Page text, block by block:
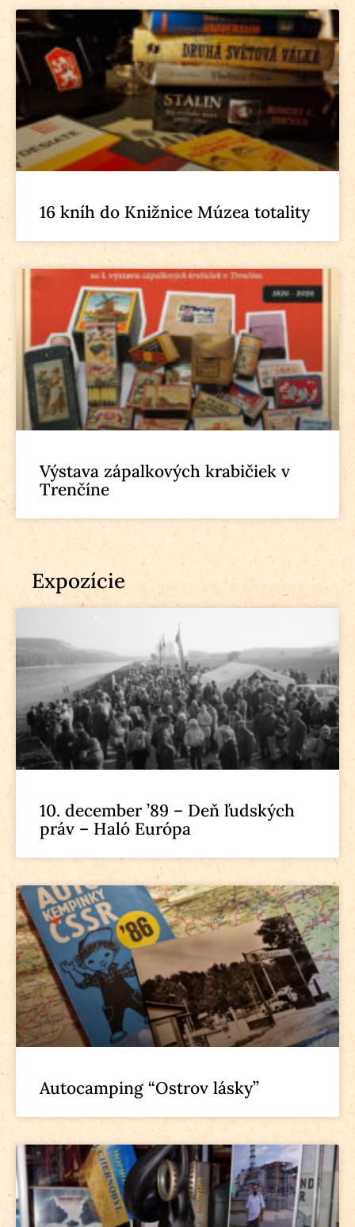
16 kníh do Knižnice Múzea totality
Výstava zápalkových krabičiek v
Trenčíne
Expozície
10. december ’89 – Deň ľudských
práv – Haló Európa
Autocamping “Ostrov lásky”